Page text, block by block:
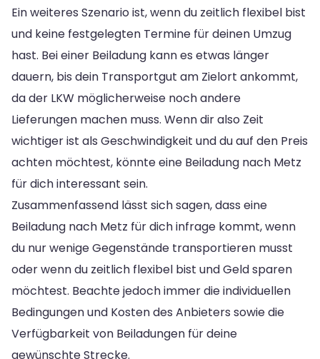
Ein weiteres Szenario ist, wenn du zeitlich flexibel bist
und keine festgelegten Termine für deinen Umzug
hast. Bei einer Beiladung kann es etwas länger
dauern, bis dein Transportgut am Zielort ankommt,
da der LKW möglicherweise noch andere
Lieferungen machen muss. Wenn dir also Zeit
wichtiger ist als Geschwindigkeit und du auf den Preis
achten möchtest, könnte eine Beiladung nach Metz
für dich interessant sein.
Zusammenfassend lässt sich sagen, dass eine
Beiladung nach Metz für dich infrage kommt, wenn
du nur wenige Gegenstände transportieren musst
oder wenn du zeitlich flexibel bist und Geld sparen
möchtest. Beachte jedoch immer die individuellen
Bedingungen und Kosten des Anbieters sowie die
Verfügbarkeit von Beiladungen für deine
gewünschte Strecke.